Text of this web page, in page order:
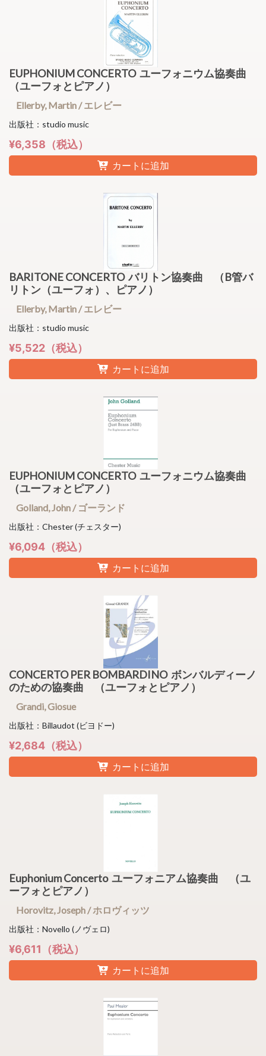
EUPHONIUM CONCERTO ユーフォニウム協奏曲
（ユーフォとピアノ）
Ellerby, Martin / エレビー
出版社：studio music
¥6,358（税込）
カートに追加
BARITONE CONCERTO バリトン協奏曲 （B管バ
リトン（ユーフォ）、ピアノ）
Ellerby, Martin / エレビー
出版社：studio music
¥5,522（税込）
カートに追加
EUPHONIUM CONCERTO ユーフォニウム協奏曲
（ユーフォとピアノ）
Golland, John / ゴーランド
出版社：Chester (チェスター)
¥6,094（税込）
カートに追加
CONCERTO PER BOMBARDINO ボンバルディーノ
のための協奏曲 （ユーフォとピアノ）
Grandi, Giosue
出版社：Billaudot (ビヨドー)
¥2,684（税込）
カートに追加
Euphonium Concerto ユーフォニアム協奏曲 （ユ
ーフォとピアノ）
Horovitz, Joseph / ホロヴィッツ
出版社：Novello (ノヴェロ)
¥6,611（税込）
カートに追加